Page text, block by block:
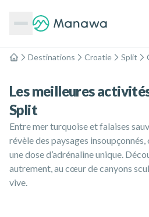
Accueil
Destinations Croatie Split
Les meilleures
Split
Entre mer turquoise et falaises
révèle des paysages
une dose d’adrénaline unique.
autrement, au cœur de canyons
vive.